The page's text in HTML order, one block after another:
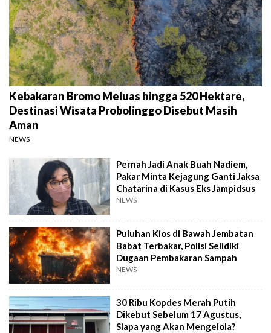
Kebakaran Bromo Meluas hingga 520 Hektare,
Destinasi Wisata Probolinggo Disebut Masih
Aman
NEWS
Pernah Jadi Anak Buah Nadiem,
Pakar Minta Kejagung Ganti Jaksa
Chatarina di Kasus Eks Jampidsus
NEWS
Puluhan Kios di Bawah Jembatan
Babat Terbakar, Polisi Selidiki
Dugaan Pembakaran Sampah
NEWS
30 Ribu Kopdes Merah Putih
Dikebut Sebelum 17 Agustus,
Siapa yang Akan Mengelola?